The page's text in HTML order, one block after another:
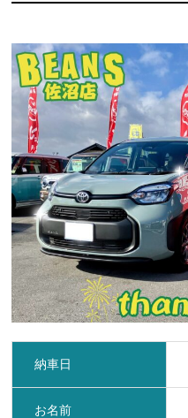
定期点検・車検
保険
ビーンズMyカーリース
レッカー
レンタカー
在庫車一覧
お問い合わせ
納車日
お名前